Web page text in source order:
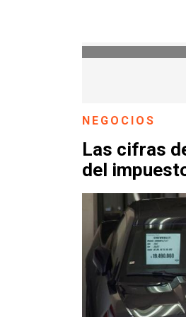
NEGOCIOS
Las cifras
del